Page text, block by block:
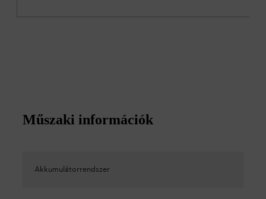
Műszaki információk
Akkumulátorrendszer